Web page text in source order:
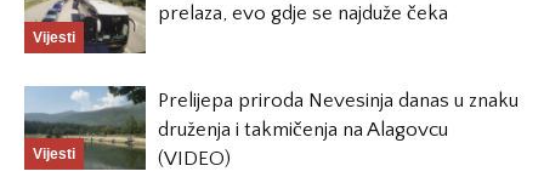
Vijesti
prelaza, evo gdje se najduže čeka
Vijesti
Prelijepa priroda Nevesinja danas u znaku
druženja i takmičenja na Alagovcu
(VIDEO)